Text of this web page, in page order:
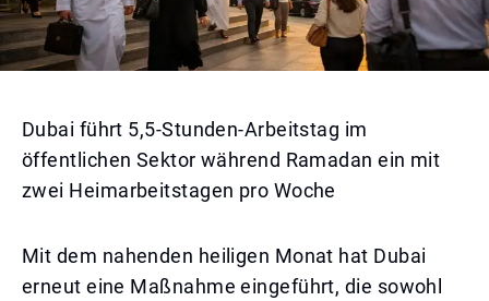
Dubai führt 5,5-Stunden-Arbeitstag im
öffentlichen Sektor während Ramadan ein mit
zwei Heimarbeitstagen pro Woche
Mit dem nahenden heiligen Monat hat Dubai
erneut eine Maßnahme eingeführt, die sowohl